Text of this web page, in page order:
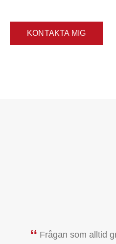
KONTAKTA MIG
Frågan som alltid